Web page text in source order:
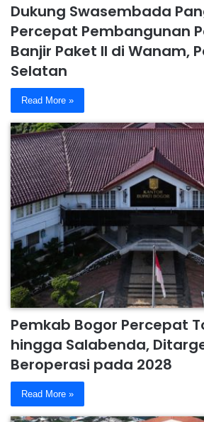
Dukung Swasembada
Percepat Pembangunan
Banjir Paket II di Wanam,
Selatan
Read More »
Pemkab Bogor Percepat
hingga Salabenda,
Beroperasi pada 2028
Read More »